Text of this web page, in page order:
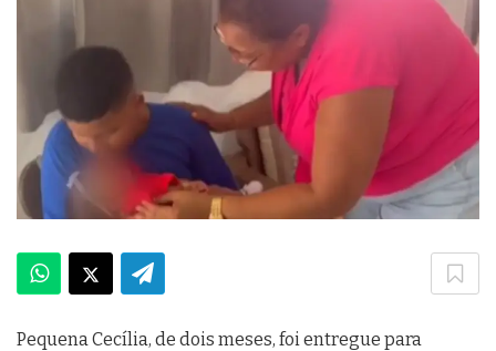
Pequena Cecília, de dois meses, foi entregue para